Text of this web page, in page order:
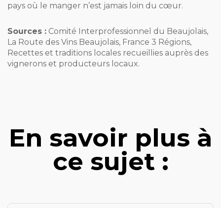
pays où le manger n’est jamais loin du cœur.
Sources : Comité Interprofessionnel du Beaujolais,
La Route des Vins Beaujolais, France 3 Régions,
Recettes et traditions locales recueillies auprès des
vignerons et producteurs locaux.
En savoir plus à
ce sujet :